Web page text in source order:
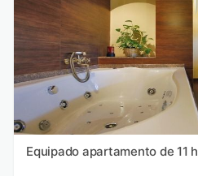
Equipado apartamento de 11